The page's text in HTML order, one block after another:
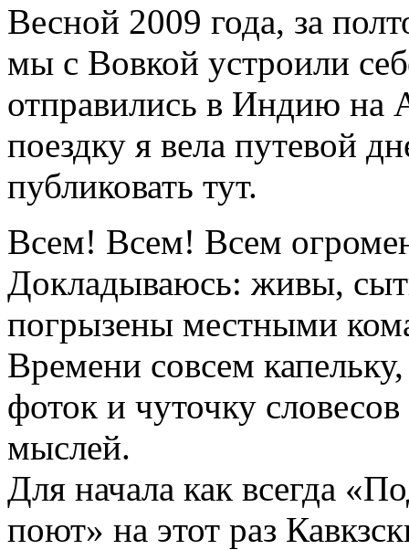
Весной 2009 года, за
мы с Вовкой устроили
отправились в Индию на
поездку я вела путевой
публиковать тут.
Всем! Всем! Всем
Докладываюсь: живы,
погрызены местными
Времени совсем
фоток и чуточку
мыслей.
Для начала как всегда
поют» на этот раз